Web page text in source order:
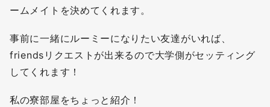
ームメイトを決めてくれます。
事前に一緒にルーミーになりたい友達がいれば、
friendsリクエストが出来るので大学側がセッティング
してくれます！
私の寮部屋をちょっと紹介！